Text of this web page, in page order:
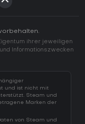
ihrer jeweiligen
Informationszwecken
und ist nicht mit
Steam und
Marken der
von Steam und